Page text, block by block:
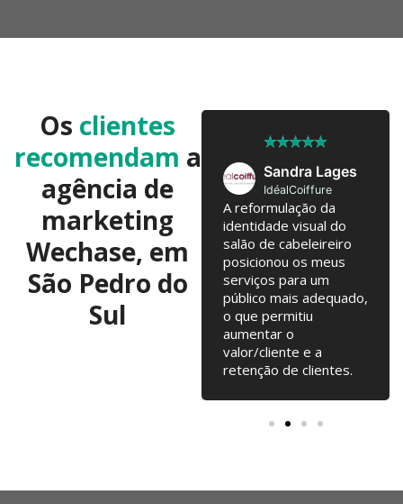
Os clientes
recomendam a
agência de
marketing
Wechase, em
São Pedro do
Sul
José Pedro
Twobrothers
Colaboramos já há 10
anos, com troca de
ideias regulares para
testarmos. Campanhas
online, Email Marketing,
alterações na loja
online... tudo junto tem
Sandra Lages
★★★★★
IdéalCoiffure
A reformulação da
identidade visual do
salão de cabeleireiro
posicionou os meus
serviços para um
público mais adequado,
o que permitiu
aumentar o
valor/cliente e a
retenção de clientes.